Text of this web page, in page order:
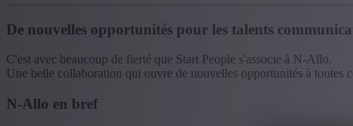
De nouvelles opportunités pour les talents
C'est avec beaucoup de fierté que Start People s'associe à N-Allo.
Une belle collaboration qui ouvre de nouvelles opportunités à toutes
N-Allo en bref